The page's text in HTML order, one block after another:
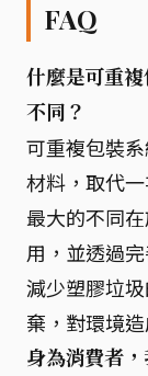
FAQ
什麼是可重
不同？
可重複包裝
材料，取代
最大的不同
用，並透過
減少塑膠垃
棄，對環境
身為消費者